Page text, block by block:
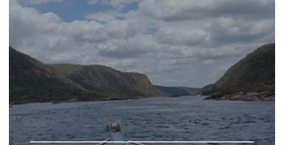
6 de dez. de 2025 3 min de leitura